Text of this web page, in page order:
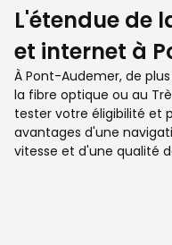
L'étendue de
et internet à
À Pont-Audemer, de
la fibre optique ou au
tester votre éligibilité et
avantages d'une
vitesse et d'une qualité